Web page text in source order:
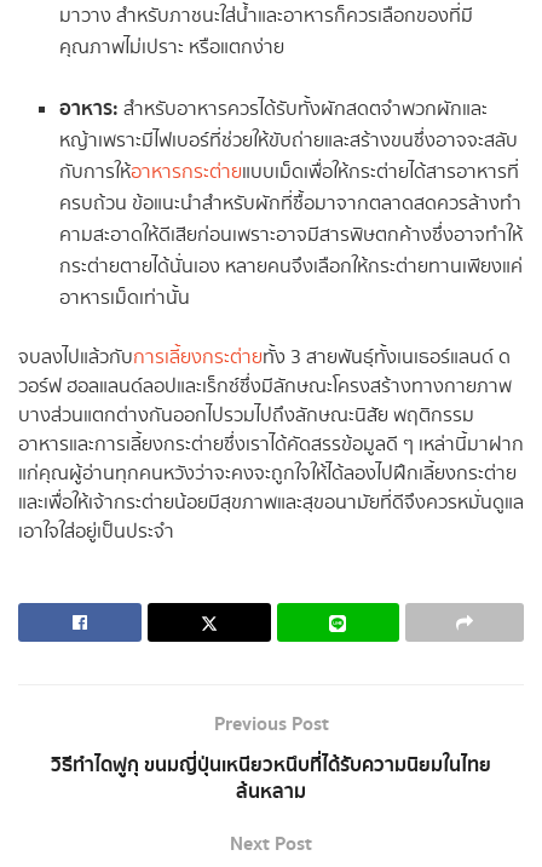
มาวาง สำหรับภาชนะใส่น้ำและอาหารก็ควรเลือกของที่มี
คุณภาพไม่เปราะ หรือแตกง่าย
อาหาร: สำหรับอาหารควรได้รับทั้งผักสดตจำพวกผักและ
หญ้าเพราะมีไฟเบอร์ที่ช่วยให้ขับถ่ายและสร้างขนซึ่งอาจจะสลับ
กับการให้อาหารกระต่ายแบบเม็ดเพื่อให้กระต่ายได้สารอาหารที่
ครบถ้วน ข้อแนะนำสำหรับผักที่ซื้อมาจากตลาดสดควรล้างทำ
คามสะอาดให้ดีเสียก่อนเพราะอาจมีสารพิษตกค้างซึ่งอาจทำให้
กระต่ายตายได้นั่นเอง หลายคนจึงเลือกให้กระต่ายทานเพียงแค่
อาหารเม็ดเท่านั้น
จบลงไปแล้วกับการเลี้ยงกระต่ายทั้ง 3 สายพันธุ์ทั้งเนเธอร์แลนด์ ด
วอร์ฟ ฮอลแลนด์ลอปและเร็กซ์ซึ่งมีลักษณะโครงสร้างทางกายภาพ
บางส่วนแตกต่างกันออกไปรวมไปถึงลักษณะนิสัย พฤติกรรม
อาหารและการเลี้ยงกระต่ายซึ่งเราได้คัดสรรข้อมูลดี ๆ เหล่านี้มาฝาก
แก่คุณผู้อ่านทุกคนหวังว่าจะคงจะถูกใจให้ได้ลองไปฝึกเลี้ยงกระต่าย
และเพื่อให้เจ้ากระต่ายน้อยมีสุขภาพและสุขอนามัยที่ดีจึงควรหมั่นดูแล
เอาใจใส่อยู่เป็นประจำ
Previous Post
วิธีทําไดฟูกุ ขนมญี่ปุ่นเหนียวหนึบที่ได้รับความนิยมในไทย
ล้นหลาม
Next Post